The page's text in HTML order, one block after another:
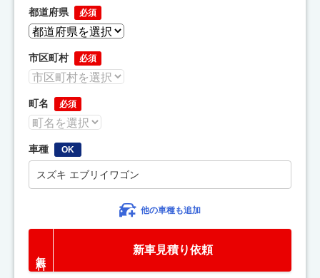
都道府県 必須
市区町村 必須
町名 必須
車種 OK
スズキ エブリイワゴン
他の車種も追加
新車見積り依頼